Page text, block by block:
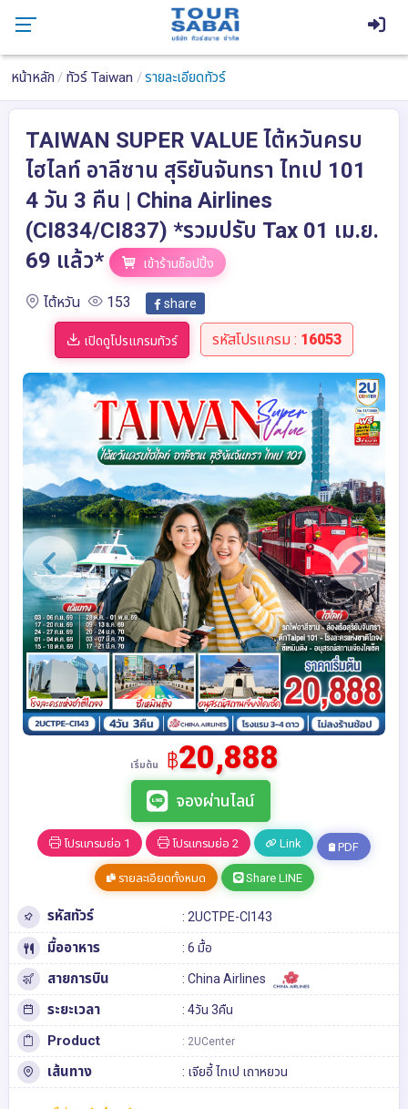
หน้าหลัก ทัวร์ Taiwan รายละเอียดทัวร์
TAIWAN SUPER VALUE ไต้หวันครบ
ไฮไลท์ อาลีซาน สุริยันจันทรา ไทเป 101
4 วัน 3 คืน | China Airlines
(CI834/CI837) *รวมปรับ Tax 01 เม.ย.
69 แล้ว*
เข้าร้านช็อปปิ้ง
ไต้หวัน 153 share
เปิดดูโปรแกรมทัวร์ รหัสโปรแกรม : 16053
เริ่มต้น ฿20,888
จองผ่านไลน์
โปรแกรมย่อ 1 โปรแกรมย่อ 2 Link PDF
รายละเอียดทั้งหมด Share LINE
รหัสทัวร์ : 2UCTPE-CI143
มื้ออาหาร : 6 มื้อ
สายการบิน : China Airlines
ระยะเวลา : 4วัน 3คืน
Product : 2UCenter
เส้นทาง : เจียอี้ ไทเป เถาหยวน